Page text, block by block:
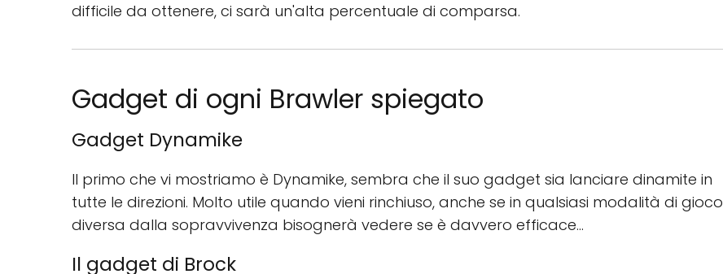
difficile da ottenere, ci sarà un'alta percentuale di comparsa.
Gadget di ogni Brawler spiegato
Gadget Dynamike
Il primo che vi mostriamo è Dynamike, sembra che il suo gadget sia lanciare dinamite in
tutte le direzioni. Molto utile quando vieni rinchiuso, anche se in qualsiasi modalità di gioco
diversa dalla sopravvivenza bisognerà vedere se è davvero efficace...
Il gadget di Brock